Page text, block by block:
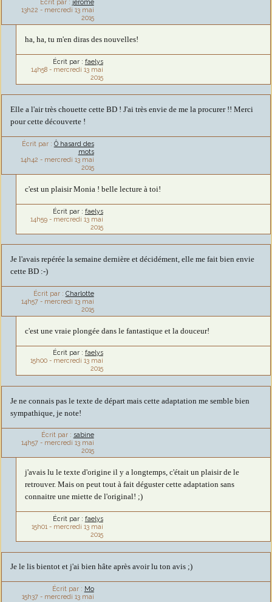
Écrit par : jerome
13h22 - mercredi 13 mai
2015
ha, ha, tu m'en diras des nouvelles!
Écrit par : faelys
14h58- mercredi 13 mai
2015
Elle a l'air très chouette cette BD ! J'ai très envie de me la procurer !! Merci
pour cette découverte !
Écrit par : Ô hasard des
mots
14h42 - mercredi 13 mai
2015
c'est un plaisir Monia ! belle lecture à toi!
Écrit par : faelys
14h59- mercredi 13 mai
2015
Je l'avais repérée la semaine dernière et décidément, elle me fait bien envie
cette BD :-)
Écrit par : Charlotte
14h57- mercredi 13 mai
2015
c'est une vraie plongée dans le fantastique et la douceur!
Écrit par : faelys
15h00- mercredi 13 mai
2015
Je ne connais pas le texte de départ mais cette adaptation me semble bien
sympathique, je note!
Écrit par : sabine
14h57- mercredi 13 mai
2015
j'avais lu le texte d'origine il y a longtemps, c'était un plaisir de le
retrouver. Mais on peut tout à fait déguster cette adaptation sans
connaitre une miette de l'original! ;)
Écrit par : faelys
15h01 - mercredi 13 mai
2015
Je le lis bientot et j'ai bien hâte après avoir lu ton avis ;)
Écrit par : Mo
15h37- mercredi 13 mai